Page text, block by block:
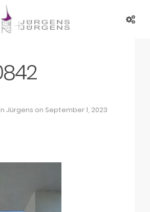
Jürgens on September 1, 2023